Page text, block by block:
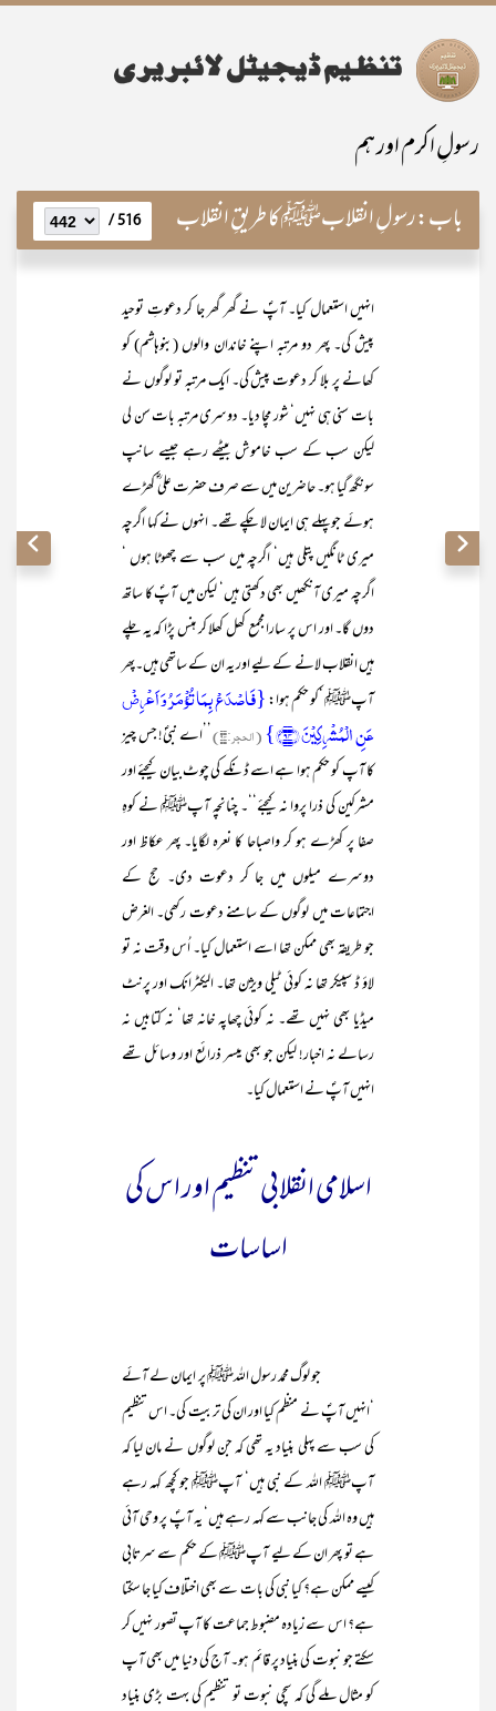
رسولِ اکرم اور ہم
باب:رسولِ انقلابﷺ کا طریقِ انقلاب 516 /
انہیں استعمال کیا۔ آپؐ نے گھر گھر جا کر دعوتِ توحید
پیش کی۔ پھر دو مرتبہ اپنے خاندان والوں (بنوہاشم) کو
کھانے پر بلا کر دعوت پیش کی۔ ایک مرتبہ تو لوگوں نے
بات سنی ہی نہیں‘ شور مچا دیا۔ دوسری مرتبہ بات سن لی
لیکن سب کے سب خاموش بیٹھے رہے جیسے سانپ
سونگھ گیا ہو۔ حاضرین میں سے صرف حضرت علی ؓ کھڑے
ہوئے جو پہلے ہی ایمان لا چکے تھے۔ انہوں نے کہا اگرچہ
میری ٹانگیں پتلی ہیں‘ اگرچہ میں سب سے چھوٹا ہوں ‘
اگرچہ میری آنکھیں بھی دکھتی ہیں‘ لیکن میں آپؐ کا ساتھ
دوں گا۔ اور اس پر سارا مجمع کھل کھلا کر ہنس پڑا کہ یہ چلے
ہیں انقلاب لانے کے لیے اور یہ ان کے ساتھی ہیں۔پھر
آپﷺ ‘کو حکم ہوا:{فَاصۡدَعۡ بِمَا تُؤۡمَرُ وَ اَعۡرِضۡ
عَنِ الۡمُشۡرِکِیۡنَ ﴿۹۴﴾}
(الحجر:۹۴)
’’اے نبیؐ! جس چیز
کا آپ کو حکم ہوا ہے اسے ڈنکے کی چوٹ بیان کیجئے اور
مشرکین کی ذرا پروا نہ کیجئے‘‘۔ چنانچہ آپﷺ نے کوہِ
صفا پر کھڑے ہو کر واصباحا کا نعرہ لگایا۔ پھر عکاظ اور
دوسرے میلوں میں جا کر دعوت دی۔ حج کے
اجتماعات میں لوگوں کے سامنے دعوت رکھی۔ الغرض
جو طریقہ بھی ممکن تھا اسے استعمال کیا۔ اُس وقت نہ تو
لاؤ ڈ سپیکر تھا نہ کوئی ٹیلی ویژن تھا۔ الیکٹرانک اور پرنٹ
میڈیا بھی نہیں تھے۔ نہ کوئی چھاپہ خانہ تھا‘ نہ کتابیں نہ
رسالے نہ اخبار! لیکن جو بھی میسر ذرائع اور وسائل تھے
انہیں آپؐ نے استعمال کیا۔
اسلامی انقلابی تنظیم اور اس کی
اساسات
جو لوگ محمد رسول اللہﷺ پر ایمان لے آئے
‘انہیں آپؐ نے منظم کیا اور ان کی تربیت کی۔ اس تنظیم
کی سب سے پہلی بنیاد یہ تھی کہ جن لوگوں نے مان لیا کہ
آپﷺ اللہ کے نبی ہیں‘ آپﷺ جو کچھ کہہ رہے
ہیں وہ اللہ کی جانب سے کہہ رہے ہیں‘ یہ آپؐ پر وحی آئی
ہے تو پھر ان کے لیے آپﷺ کے حکم سے سرتابی
کیسے ممکن ہے؟ کیا نبی کی بات سے بھی اختلاف کیا جا سکتا
ہے؟ اس سے زیادہ مضبوط جماعت کا آپ تصور نہیں کر
سکتے جو نبوت کی بنیاد پر قائم ہو۔ آج کی دنیا میں بھی آپ
کو مثال ملے گی کہ سچی نبوت تو تنظیم کی بہت بڑی بنیاد